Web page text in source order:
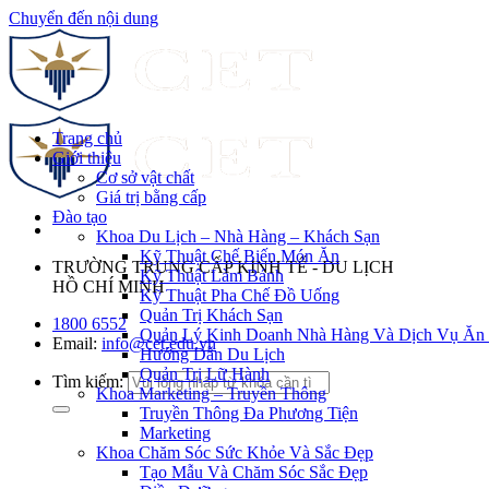
Chuyển đến nội dung
TRƯỜNG TRUNG CẤP KINH TẾ - DU LỊCH
HỒ CHÍ MINH
1800 6552
Email: info@cet.edu.vn
Tìm kiếm:
Trang chủ
Giới thiệu
Cơ sở vật chất
Giá trị bằng cấp
Đào tạo
Khoa Du Lịch – Nhà Hàng – Khách Sạn
Kỹ Thuật Chế Biến Món Ăn
Kỹ Thuật Làm Bánh
Kỹ Thuật Pha Chế Đồ Uống
Quản Trị Khách Sạn
Quản Lý Kinh Doanh Nhà Hàng Và Dịch Vụ Ăn
Hướng Dẫn Du Lịch
Quản Trị Lữ Hành
Khoa Marketing – Truyền Thông
Truyền Thông Đa Phương Tiện
Marketing
Khoa Chăm Sóc Sức Khỏe Và Sắc Đẹp
Tạo Mẫu Và Chăm Sóc Sắc Đẹp